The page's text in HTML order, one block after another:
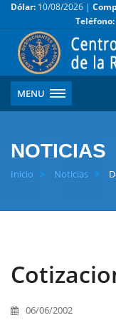
Dólar: 10/08/2026 |
Teléfono:
MENU
NOTICIAS
Inicio Noticias
06/06/2002